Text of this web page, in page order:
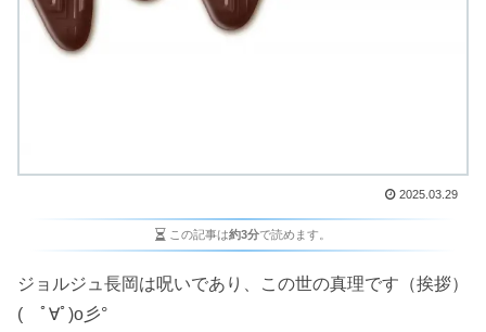
2025.03.29
この記事は約3分で読めます。
ジョルジュ長岡は呪いであり、この世の真理です（挨拶）
( ﾟ∀ﾟ)o彡°